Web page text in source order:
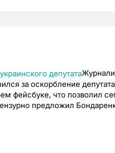
за оскорбление
фейсбуке, что позволил
предложил